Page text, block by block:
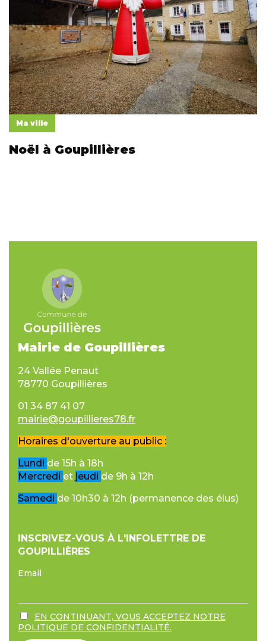
Ma ville
Noël à Goupillières
Mairie de Goupillières
24 Vallée Penaut
78770 Goupillières
01 34 87 41 07
mairie@goupillieres78.fr
Horaires d'ouverture au public :
Lundi de 15h à 18h
Mercredi et jeudi de 9h à 12h
Samedi de 10h30 à 12h (permanence des élus)
INSCRIVEZ-VOUS À L'INFOLETTRE DE
GOUPILLIÈRES
Email
EN CONTINUANT, VOUS ACCEPTEZ NOTRE
POLITIQUE DE CONFIDENTIALITÉ.